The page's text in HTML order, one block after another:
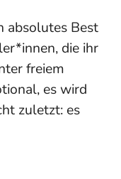
absolutes Best
die ihr
freiem
es wird
zuletzt: es